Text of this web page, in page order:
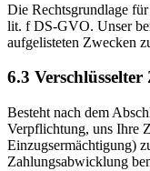
Die Rechtsgrundlage
lit. f DS-GVO. Unser
aufgelisteten Zwecken
6.3
Besteht nach dem
Verpflichtung, uns Ihre
Einzugsermächtigung)
Zahlungsabwicklung